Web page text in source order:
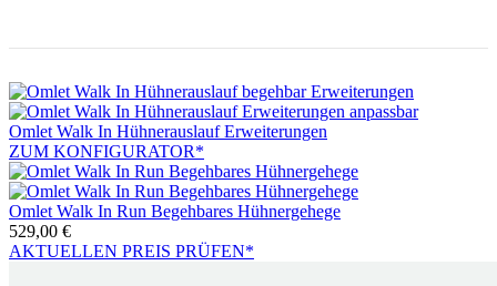
Omlet Walk In Hühnerauslauf Erweiterungen
ZUM KONFIGURATOR*
Omlet Walk In Run Begehbares Hühnergehege
529,00 €
AKTUELLEN PREIS PRÜFEN*